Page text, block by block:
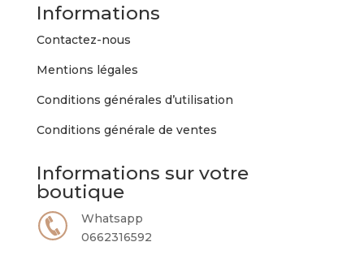
la
Informations
Contactez-nous
Mentions légales
Conditions générales d’utilisation
Conditions générale de ventes
Informations sur votre
boutique
Whatsapp
0662316592